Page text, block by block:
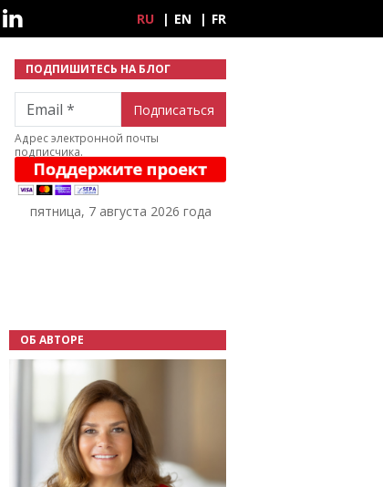
RU EN FR
ПОДПИШИТЕСЬ НА БЛОГ
Email
Адрес электронной почты
подписчика.
пятница, 7 августа 2026 года
ОБ АВТОРЕ